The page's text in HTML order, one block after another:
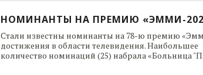
НОМИНАНТЫ НА ПРЕМИЮ «ЭММИ-
Стали известны номинанты на 78-ю премию
достижения в области телевидения. Наибольшее
количество номинаций (25) набрала «Больница